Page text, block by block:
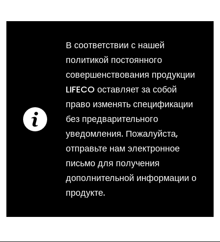
В соответствии с нашей
политикой постоянного
совершенствования продукции
LIFECO оставляет за собой
право изменять спецификации
без предварительного
уведомления. Пожалуйста,
отправьте нам электронное
письмо для получения
дополнительной информации о
продукте.